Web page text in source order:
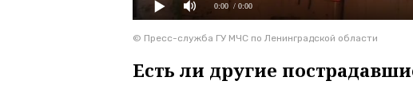
0:00 / 0:00
© Пресс-служба ГУ МЧС по Ленинградской области
Есть ли другие